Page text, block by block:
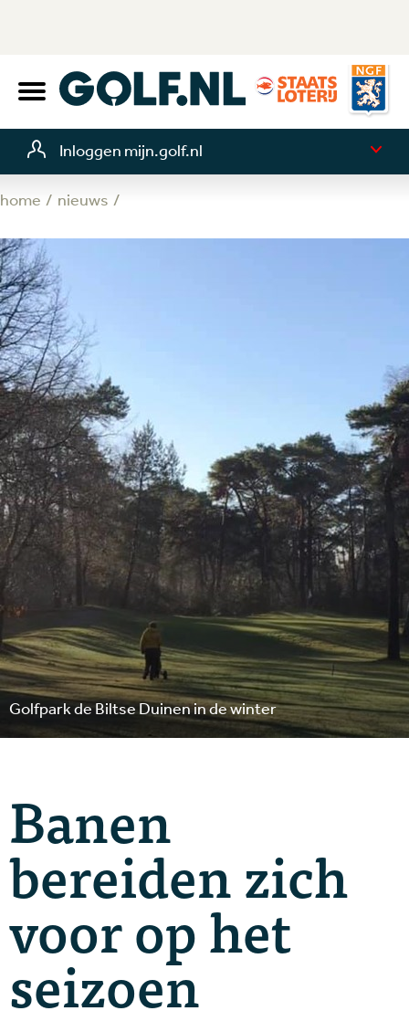
Inloggen mijn.golf.nl
home nieuws
Golfpark de Biltse Duinen in de winter
Banen
bereiden zich
voor op het
seizoen